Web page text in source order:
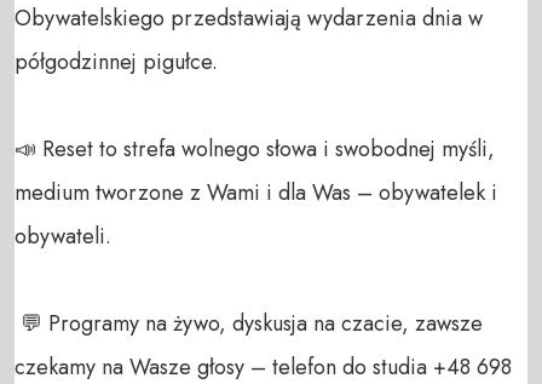
Obywatelskiego przedstawiają wydarzenia dnia w
półgodzinnej pigułce.
📣 Reset to strefa wolnego słowa i swobodnej myśli,
medium tworzone z Wami i dla Was – obywatelek i
obywateli.
czekamy na Wasze głosy – telefon do studia +48 698